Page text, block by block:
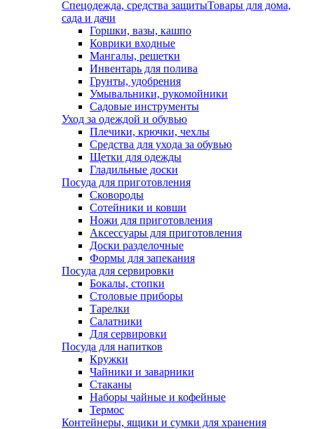
Спецодежда, средства защитыТовары для дома,
сада и дачи
Горшки, вазы, кашпо
Коврики входные
Мангалы, решетки
Инвентарь для полива
Грунты, удобрения
Умывальники, рукомойники
Садовые инструменты
Уход за одеждой и обувью
Плечики, крючки, чехлы
Средства для ухода за обувью
Щетки для одежды
Гладильные доски
Посуда для приготовления
Сковороды
Сотейники и ковши
Ножи для приготовления
Аксессуары для приготовления
Доски разделочные
Формы для запекания
Посуда для сервировки
Бокалы, стопки
Столовые приборы
Тарелки
Салатники
Для сервировки
Посуда для напитков
Кружки
Чайники и заварники
Стаканы
Наборы чайные и кофейные
Термос
Контейнеры, ящики и сумки для хранения